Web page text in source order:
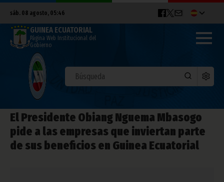
sáb. 08 agosto, 05:46
GUINEA ECUATORIAL
Página Web Institucional del
Gobierno
El Presidente Obiang Nguema Mbasogo
pide a las empresas que inviertan parte
de sus beneficios en Guinea Ecuatorial